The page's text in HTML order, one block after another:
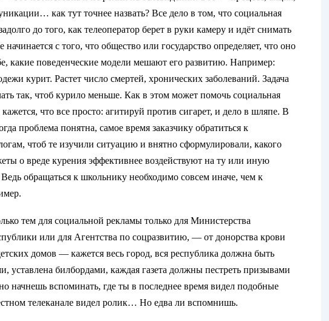
как тут точнее назвать? Все дело в том, что социальная
до того, как телеоператор берет в руки камеру и идёт снимать
начинается с того, что общество или государство определяет, что оно
какие поведенческие модели мешают его развитию. Например:
курит. Растет число смертей, хронических заболеваний. Задача
так, чтоб курило меньше. Как в этом может помочь социальная
что все просто: агитируй против сигарет, и дело в шляпе. В
проблема понятна, самое время заказчику обратиться к
чтоб те изучили ситуацию и внятно сформулировали, какого
о вреде курения эффективнее воздействуют на ту или иную
обращаться к школьнику необходимо совсем иначе, чем к
тем для социальной рекламы только для Министерства
или для Агентства по соцразвитию, — от донорства крови
домов — кажется весь город, вся республика должна быть
уставлена билбордами, каждая газета должны пестреть призывами
начнешь вспоминать, где ты в последнее время видел подобные
телеканале видел ролик… Но едва ли вспомнишь.